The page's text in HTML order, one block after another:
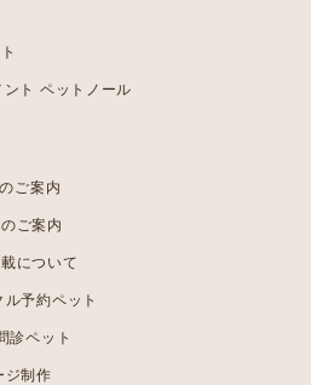
ト ペットノール
ご案内
ご案内
について
予約ペット
診ペット
ジ制作